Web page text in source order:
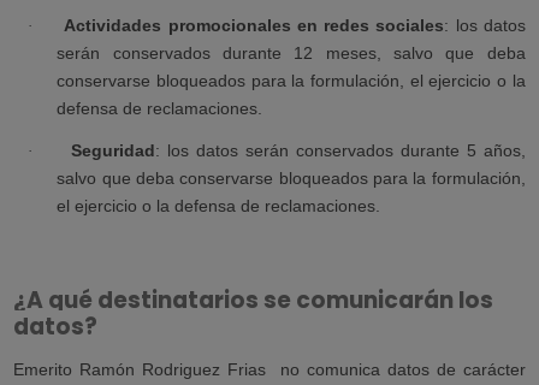
· Actividades promocionales en redes sociales: los datos
serán conservados durante 12 meses, salvo que deba
conservarse bloqueados para la formulación, el ejercicio o la
defensa de reclamaciones.
· Seguridad: los datos serán conservados durante 5 años,
salvo que deba conservarse bloqueados para la formulación,
el ejercicio o la defensa de reclamaciones.
¿A qué destinatarios se comunicarán los
datos?
Emerito Ramón Rodriguez Frias
no comunica datos de carácter